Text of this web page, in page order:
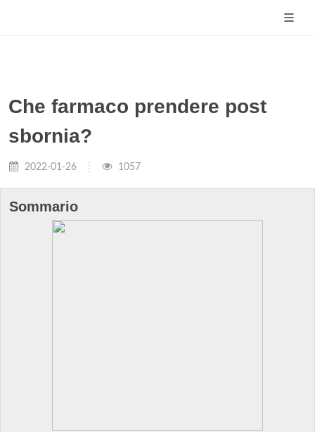
Che farmaco prendere post
sbornia?
2022-01-26 1057
Sommario